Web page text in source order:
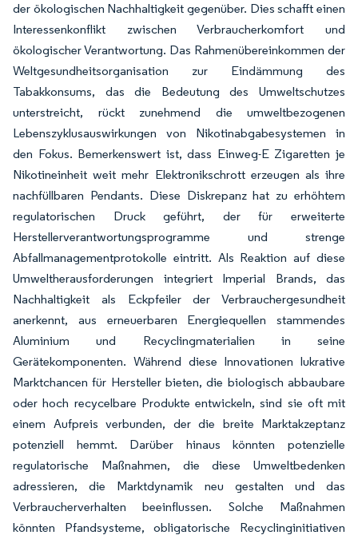
der ökologischen Nachhaltigkeit gegenüber. Dies schafft einen
Interessenkonflikt zwischen Verbraucherkomfort und
ökologischer Verantwortung. Das Rahmenübereinkommen der
Weltgesundheitsorganisation zur Eindämmung des
Tabakkonsums, das die Bedeutung des Umweltschutzes
unterstreicht, rückt zunehmend die umweltbezogenen
Lebenszyklusauswirkungen von Nikotinabgabesystemen in
den Fokus. Bemerkenswert ist, dass Einweg-E Zigaretten je
Nikotineinheit weit mehr Elektronikschrott erzeugen als ihre
nachfüllbaren Pendants. Diese Diskrepanz hat zu erhöhtem
regulatorischen Druck geführt, der für erweiterte
Herstellerverantwortungsprogramme und strenge
Abfallmanagementprotokolle eintritt. Als Reaktion auf diese
Umweltherausforderungen integriert Imperial Brands, das
Nachhaltigkeit als Eckpfeiler der Verbrauchergesundheit
anerkennt, aus erneuerbaren Energiequellen stammendes
Aluminium und Recyclingmaterialien in seine
Gerätekomponenten. Während diese Innovationen lukrative
Marktchancen für Hersteller bieten, die biologisch abbaubare
oder hoch recycelbare Produkte entwickeln, sind sie oft mit
einem Aufpreis verbunden, der die breite Marktakzeptanz
potenziell hemmt. Darüber hinaus könnten potenzielle
regulatorische Maßnahmen, die diese Umweltbedenken
adressieren, die Marktdynamik neu gestalten und das
Verbraucherverhalten beeinflussen. Solche Maßnahmen
könnten Pfandsysteme, obligatorische Recyclinginitiativen